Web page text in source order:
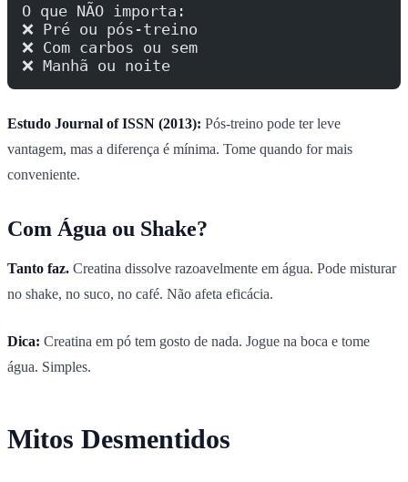
O que NÃO importa:
❌ Pré ou pós-treino
❌ Com carbos ou sem
❌ Manhã ou noite
Estudo Journal of ISSN (2013): Pós-treino pode ter leve
vantagem, mas a diferença é mínima. Tome quando for mais
conveniente.
Com Água ou Shake?
Tanto faz. Creatina dissolve razoavelmente em água. Pode misturar
no shake, no suco, no café. Não afeta eficácia.
Dica: Creatina em pó tem gosto de nada. Jogue na boca e tome
água. Simples.
Mitos Desmentidos